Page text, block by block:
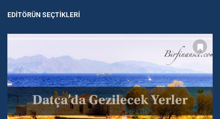
EDITÖRÜN SEÇTIKLERI